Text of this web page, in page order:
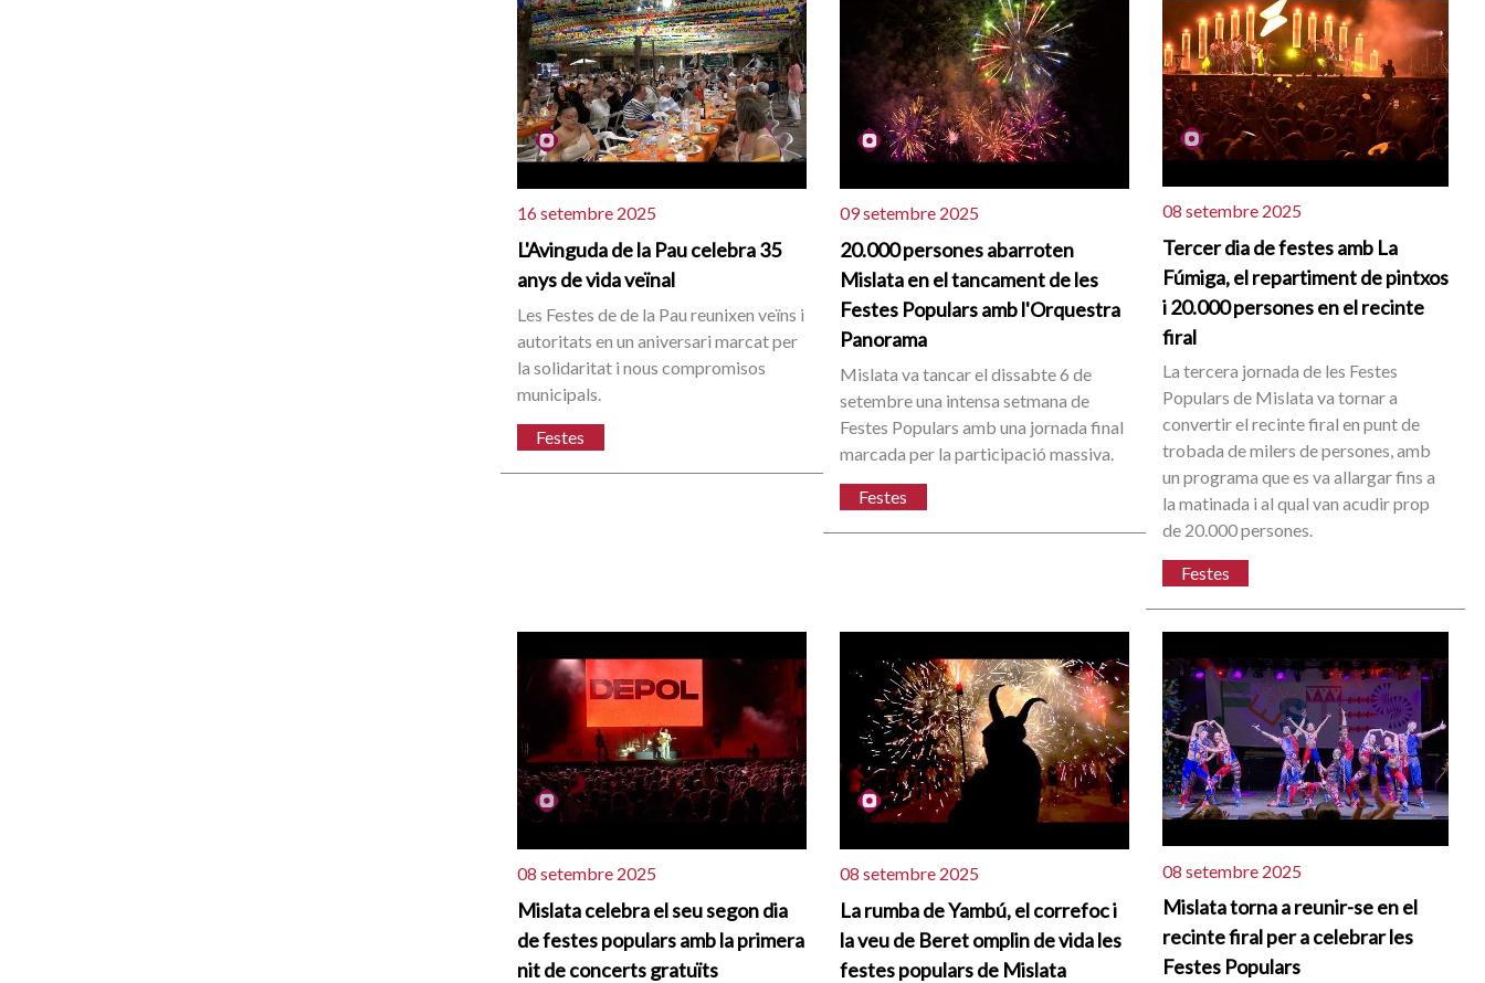
16 setembre 2025
L'Avinguda de la Pau celebra 35
anys de vida veïnal
Les Festes de de la Pau reunixen veïns i
autoritats en un aniversari marcat per
la solidaritat i nous compromisos
municipals.
Festes
09 setembre 2025
20.000 persones abarroten
Mislata en el tancament de les
Festes Populars amb l'Orquestra
Panorama
Mislata va tancar el dissabte 6 de
setembre una intensa setmana de
Festes Populars amb una jornada final
marcada per la participació massiva.
Festes
08 setembre 2025
Tercer dia de festes amb La
Fúmiga, el repartiment de pintxos
i 20.000 persones en el recinte
firal
La tercera jornada de les Festes
Populars de Mislata va tornar a
convertir el recinte firal en punt de
trobada de milers de persones, amb
un programa que es va allargar fins a
la matinada i al qual van acudir prop
de 20.000 persones.
Festes
08 setembre 2025
Mislata celebra el seu segon dia
de festes populars amb la primera
nit de concerts gratuïts
08 setembre 2025
La rumba de Yambú, el correfoc i
la veu de Beret omplin de vida les
festes populars de Mislata
08 setembre 2025
Mislata torna a reunir-se en el
recinte firal per a celebrar les
Festes Populars